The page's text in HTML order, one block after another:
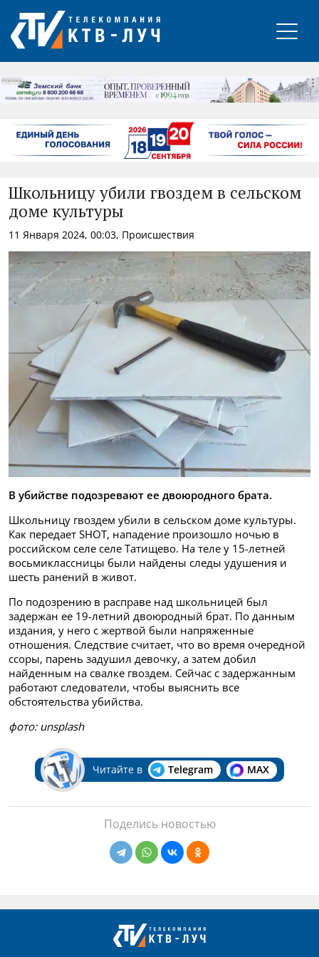
РЕКЛАМА
Школьницу убили гвоздем в сельском
доме культуры
11 Января 2024, 00:03, Происшествия
В убийстве подозревают ее двоюродного брата.
Школьницу гвоздем убили в сельском доме культуры.
Как передает SHOT, нападение произошло ночью в
российском селе селе Татищево. На теле у 15-летней
восьмиклассницы были найдены следы удушения и
шесть ранений в живот.
По подозрению в расправе над школьницей был
задержан ее 19-летний двоюродный брат. По данным
издания, у него с жертвой были напряженные
отношения. Следствие считает, что во время очередной
ссоры, парень задушил девочку, а затем добил
найденным на свалке гвоздем. Сейчас с задержанным
работают следователи, чтобы выяснить все
обстоятельства убийства.
фото: unsplash
Читайте в Telegram MAX
Поделись новостью